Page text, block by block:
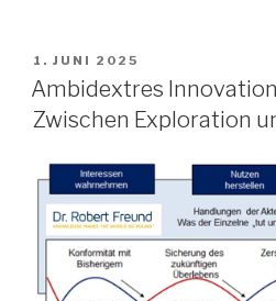
VERÖFFENTLICHT
AM
1. JUNI 2025
Ambidextres
Zwischen Exploration